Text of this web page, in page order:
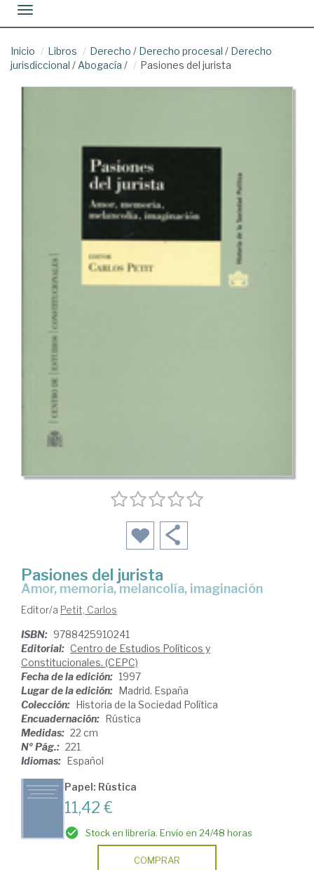
Toggle navigation
Inicio Libros Derecho / Derecho procesal / Derecho
jurisdiccional / Abogacía / Pasiones del jurista
Pasiones del jurista
amor, memoria, melancolía, imaginación
Editor/a Petit, Carlos
ISBN: 9788425910241
Editorial: Centro de Estudios Políticos y
Constitucionales. (CEPC)
Fecha de la edición: 1997
Lugar de la edición: Madrid. España
Colección: Historia de la Sociedad Política
Encuadernación: Rústica
Medidas: 22 cm
Nº Pág.: 221
Idiomas: Español
Papel: Rústica
11,42 €
Stock en librería. Envío en 24/48 horas
COMPRAR